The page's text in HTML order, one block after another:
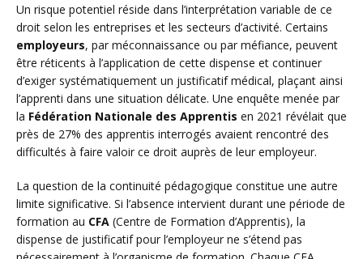
Un risque potentiel réside dans l’interprétation variable de ce
droit selon les entreprises et les secteurs d’activité. Certains
employeurs, par méconnaissance ou par méfiance, peuvent
être réticents à l’application de cette dispense et continuer
d’exiger systématiquement un justificatif médical, plaçant ainsi
l’apprenti dans une situation délicate. Une enquête menée par
la Fédération Nationale des Apprentis en 2021 révélait que
près de 27% des apprentis interrogés avaient rencontré des
difficultés à faire valoir ce droit auprès de leur employeur.
La question de la continuité pédagogique constitue une autre
limite significative. Si l’absence intervient durant une période de
formation au CFA (Centre de Formation d’Apprentis), la
dispense de justificatif pour l’employeur ne s’étend pas